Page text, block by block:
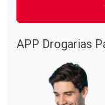
APP Drogarias